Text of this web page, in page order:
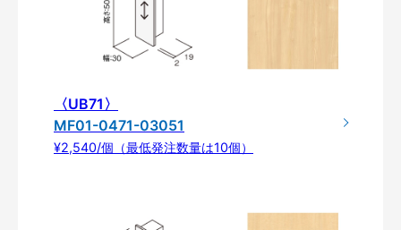
〈UB71〉
MF01-0471-03051
¥2,540/個（最低発注数量は10個）